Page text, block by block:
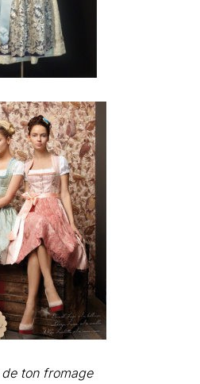
ton fromage